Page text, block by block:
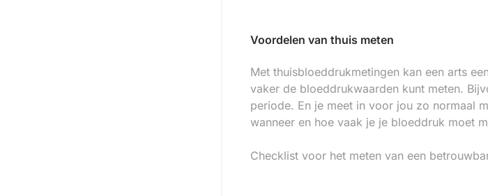
Voordelen van thuis meten
Met thuisbloeddrukmetingen kan een arts
vaker de bloeddrukwaarden kunt meten.
periode. En je meet in voor jou zo normaal
wanneer en hoe vaak je je bloeddruk moet
Checklist voor het meten van een